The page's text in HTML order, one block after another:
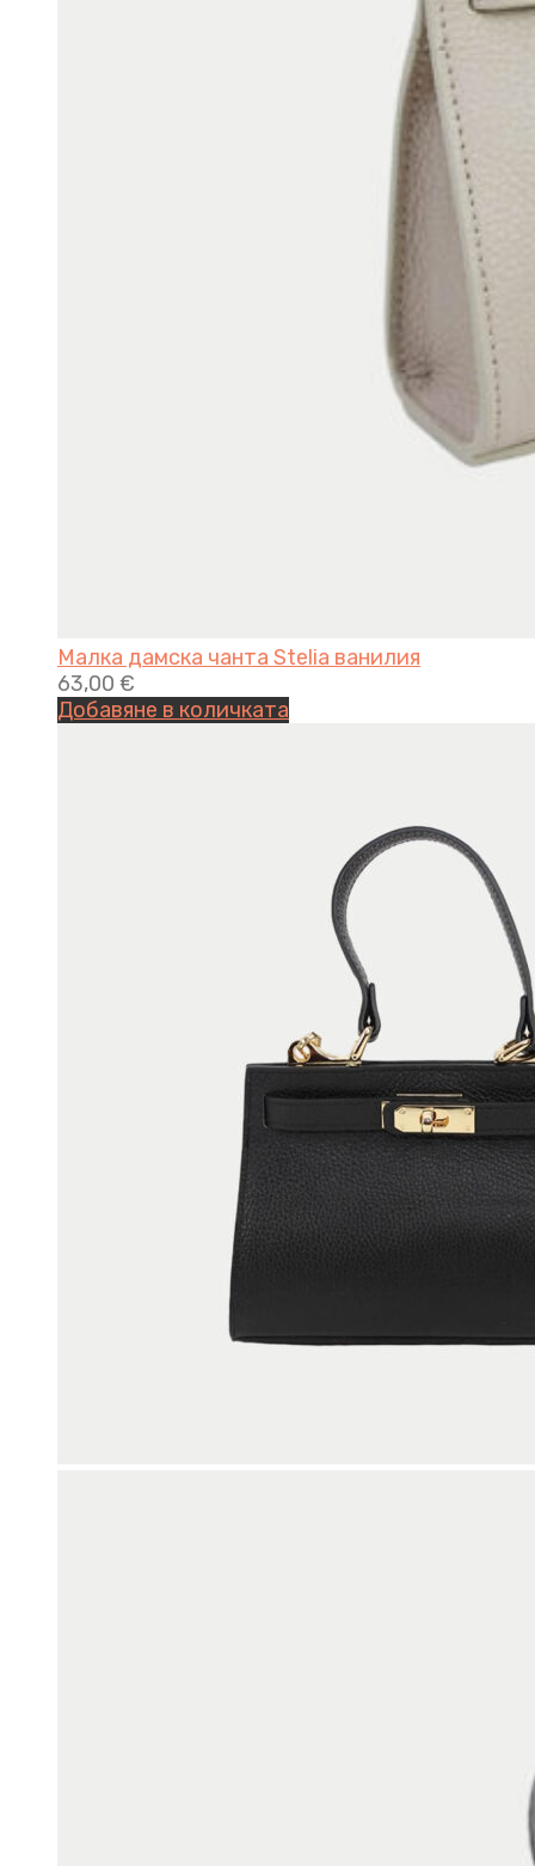
Малка дамска чанта Stelia ванилия
63,00 €
Добавяне в количката